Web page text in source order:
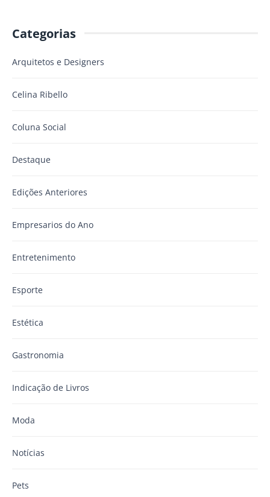
Categorias
Arquitetos e Designers
Celina Ribello
Coluna Social
Destaque
Edições Anteriores
Empresarios do Ano
Entretenimento
Esporte
Estética
Gastronomia
Indicação de Livros
Moda
Notícias
Pets